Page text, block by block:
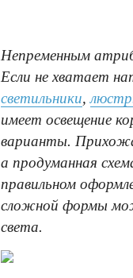
Непременным
Если не хватает
светильники,
имеет освещение
варианты.
а продуманная
правильном
сложной формы
света.